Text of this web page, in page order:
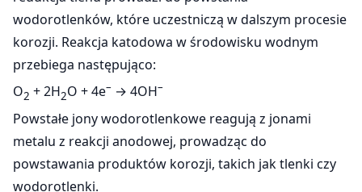
wodorotlenków, które uczestniczą w dalszym procesie
korozji. Reakcja katodowa w środowisku wodnym
przebiega następująco:
O2 + 2H2O + 4e– → 4OH–
Powstałe jony wodorotlenkowe reagują z jonami
metalu z reakcji anodowej, prowadząc do
powstawania produktów korozji, takich jak tlenki czy
wodorotlenki.